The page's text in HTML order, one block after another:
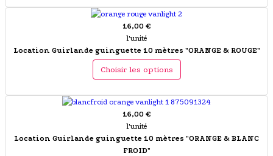
16,00 €
l'unité
Location Guirlande guinguette 10 mètres "ORANGE & ROUGE"
Choisir les options
16,00 €
l'unité
Location Guirlande guinguette 10 mètres "ORANGE & BLANC
FROID"